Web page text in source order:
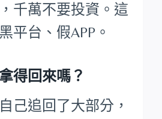
千萬不要投資。這
平台、假APP。
得回來嗎？
己追回了大部分，